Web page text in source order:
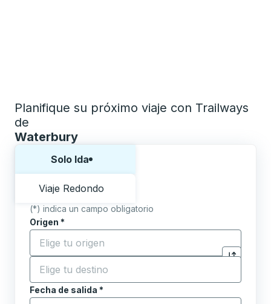
Planifique su próximo viaje con Trailways
de
Waterbury
Solo Ida
Viaje Redondo
(*) indica un campo obligatorio
Origen *
Comience a escribir la ciudad de origen para abrir
Haga clic
Destino *
Comience a escribir la ciudad de destino para abrir
Fecha de salida *
Escriba la fecha en formato de fecha Barra diagonal